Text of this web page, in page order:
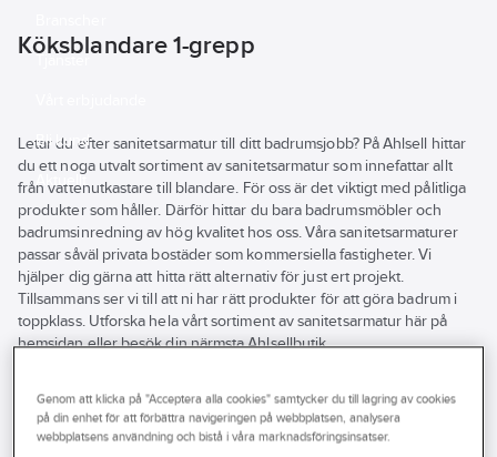
Bli kund
Aktuellt
Köksblandare 1-grepp
Letar du efter sanitetsarmatur till ditt badrumsjobb? På Ahlsell hittar
du ett noga utvalt sortiment av sanitetsarmatur som innefattar allt
från vattenutkastare till blandare. För oss är det viktigt med pålitliga
produkter som håller. Därför hittar du bara badrumsmöbler och
badrumsinredning av hög kvalitet hos oss. Våra sanitetsarmaturer
passar såväl privata bostäder som kommersiella fastigheter. Vi
hjälper dig gärna att hitta rätt alternativ för just ert projekt.
Tillsammans ser vi till att ni har rätt produkter för att göra badrum i
toppklass. Utforska hela vårt sortiment av sanitetsarmatur här på
hemsidan eller besök din närmsta Ahlsellbutik.
Energimärkning
alla
filter
Genom att klicka på "Acceptera alla cookies" samtycker du till lagring av cookies
på din enhet för att förbättra navigeringen på webbplatsen, analysera
webbplatsens användning och bistå i våra marknadsföringsinsatser.